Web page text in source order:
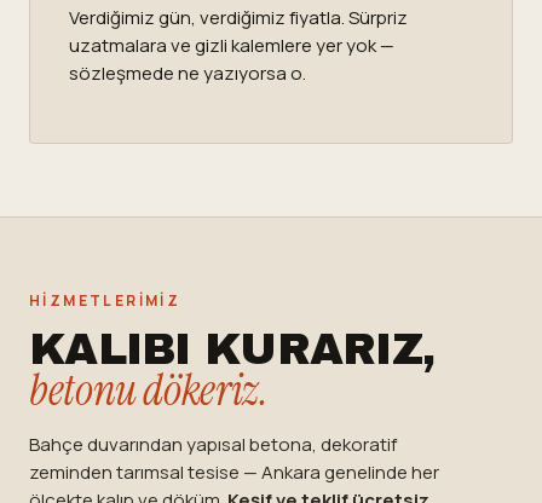
Verdiğimiz gün, verdiğimiz fiyatla. Sürpriz
uzatmalara ve gizli kalemlere yer yok —
sözleşmede ne yazıyorsa o.
HIZMETLERIMIZ
KALIBI KURARIZ,
betonu dökeriz.
Bahçe duvarından yapısal betona, dekoratif
zeminden tarımsal tesise — Ankara genelinde her